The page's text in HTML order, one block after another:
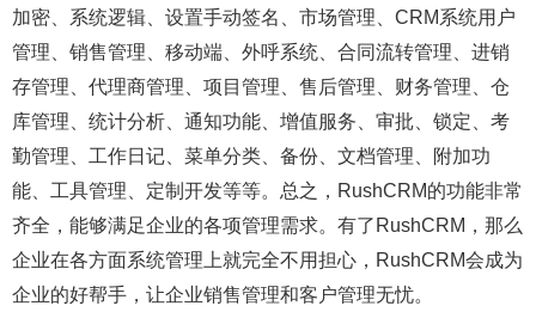
加密、系统逻辑、设置手动签名、市场管理、CRM系统用户
管理、销售管理、移动端、外呼系统、合同流转管理、进销
存管理、代理商管理、项目管理、售后管理、财务管理、仓
库管理、统计分析、通知功能、增值服务、审批、锁定、考
勤管理、工作日记、菜单分类、备份、文档管理、附加功
能、工具管理、定制开发等等。总之，RushCRM的功能非常
齐全，能够满足企业的各项管理需求。有了RushCRM，那么
企业在各方面系统管理上就完全不用担心，RushCRM会成为
企业的好帮手，让企业销售管理和客户管理无忧。